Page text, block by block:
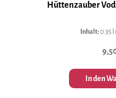
Hüttenzauber
Inhalt:0.35 l
In den